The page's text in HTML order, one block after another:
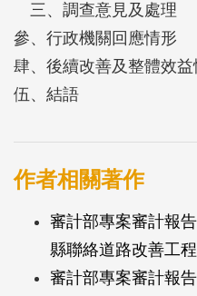
三、調查意見及處理
參、行政機關回應情形
肆、後續改善及整體效益
伍、結語
作者相關著作
審計部專案審計報
縣聯絡道路改善工
審計部專案審計報